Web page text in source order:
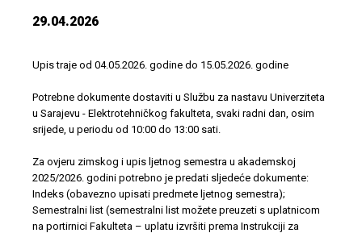
29.04.2026
Upis traje od 04.05.2026. godine do 15.05.2026. godine
Potrebne dokumente dostaviti u Službu za nastavu Univerziteta
u Sarajevu - Elektrotehničkog fakulteta, svaki radni dan, osim
srijede, u periodu od 10:00 do 13:00 sati.
Za ovjeru zimskog i upis ljetnog semestra u akademskoj
2025/2026. godini potrebno je predati sljedeće dokumente:
Indeks (obavezno upisati predmete ljetnog semestra);
Semestralni list (semestralni list možete preuzeti s uplatnicom
na portirnici Fakulteta – uplatu izvršiti prema Instrukciji za